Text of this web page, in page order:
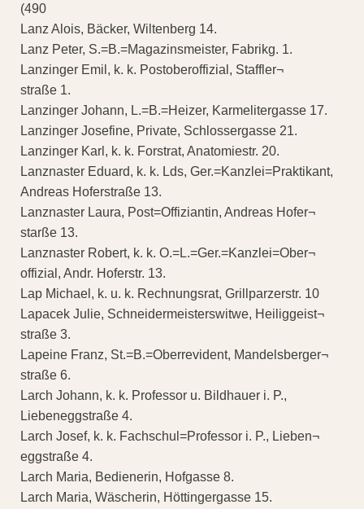
(490
Lanz Alois, Bäcker, Wiltenberg 14.
Lanz Peter, S.=B.=Magazinsmeister, Fabrikg. 1.
Lanzinger Emil, k. k. Postoberoffizial, Staffler¬
straße 1.
Lanzinger Johann, L.=B.=Heizer, Karmelitergasse 17.
Lanzinger Josefine, Private, Schlossergasse 21.
Lanzinger Karl, k. k. Forstrat, Anatomiestr. 20.
Lanznaster Eduard, k. k. Lds, Ger.=Kanzlei=Praktikant,
Andreas Hoferstraße 13.
Lanznaster Laura, Post=Offiziantin, Andreas Hofer¬
starße 13.
Lanznaster Robert, k. k. O.=L.=Ger.=Kanzlei=Ober¬
offizial, Andr. Hoferstr. 13.
Lap Michael, k. u. k. Rechnungsrat, Grillparzerstr. 10
Lapacek Julie, Schneidermeisterswitwe, Heiliggeist¬
straße 3.
Lapeine Franz, St.=B.=Oberrevident, Mandelsberger¬
straße 6.
Larch Johann, k. k. Professor u. Bildhauer i. P.,
Liebeneggstraße 4.
Larch Josef, k. k. Fachschul=Professor i. P., Lieben¬
eggstraße 4.
Larch Maria, Bedienerin, Hofgasse 8.
Larch Maria, Wäscherin, Höttingergasse 15.